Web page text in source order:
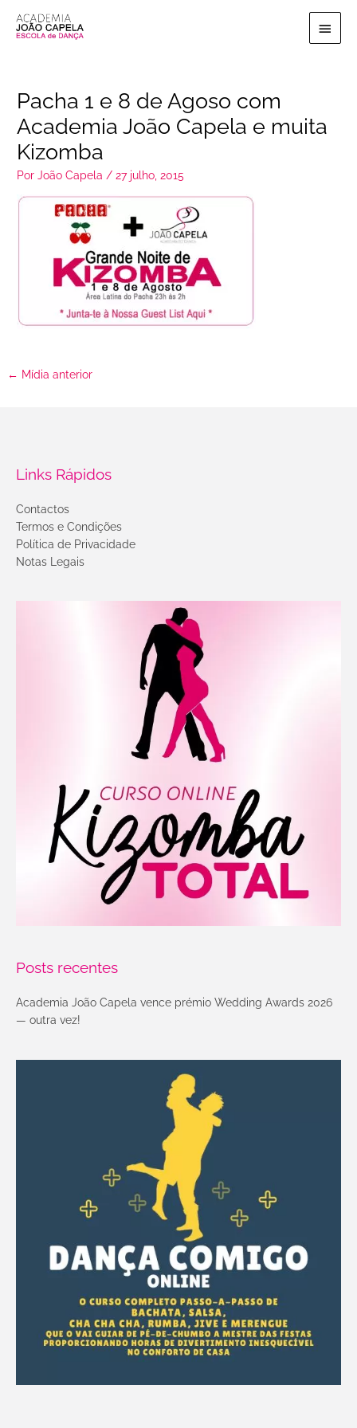
para
Menu
Pacha 1 e 8 de Agoso com
Academia João Capela e muita
Kizomba
PorJoão Capela/27 julho, 2015
← Mídia anterior
Links Rápidos
Contactos
Termos e Condições
Política de Privacidade
Notas Legais
Posts recentes
Academia João Capela vence prémio Wedding Awards 2026
— outra vez!